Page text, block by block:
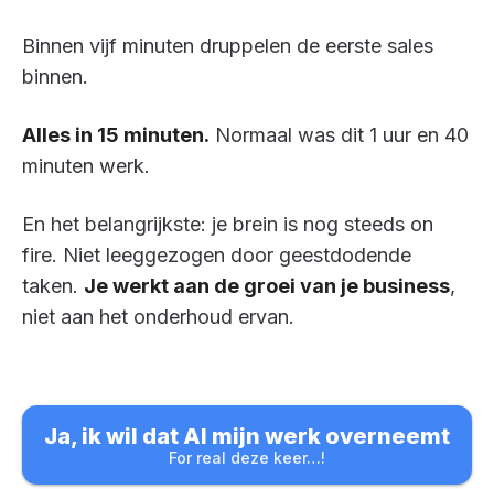
Binnen vijf minuten druppelen de eerste sales
binnen.
Alles in 15 minuten. Normaal was dit 1 uur en 40
minuten werk.
En het belangrijkste: je brein is nog steeds on
fire. Niet leeggezogen door geestdodende
taken. Je werkt aan de groei van je business,
niet aan het onderhoud ervan.
Ja, ik wil dat AI mijn werk overneemt
For real deze keer…!